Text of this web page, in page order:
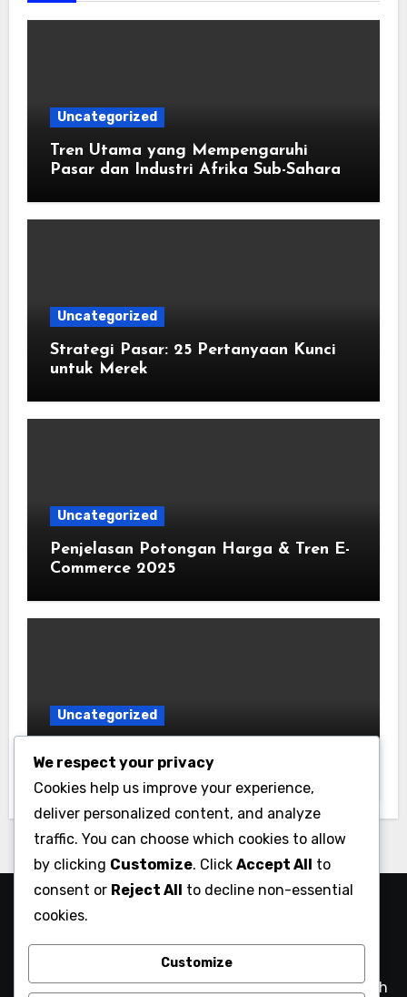
Uncategorized
Tren Utama yang Mempengaruhi
Pasar dan Industri Afrika Sub-Sahara
Uncategorized
Strategi Pasar: 25 Pertanyaan Kunci
untuk Merek
Uncategorized
Penjelasan Potongan Harga & Tren E-
Commerce 2025
Uncategorized
Pasar dan Industri Australasia
The Integrated Retailer –
Solusi Ritel Modern
Dari Toko ke Online – Integrasi Ritel yang Lebih Mudah
We respect your privacy
Cookies help us improve your experience,
deliver personalized content, and analyze
traffic. You can choose which cookies to allow
by clicking Customize. Click Accept All to
consent or Reject All to decline non-essential
cookies.
Customize